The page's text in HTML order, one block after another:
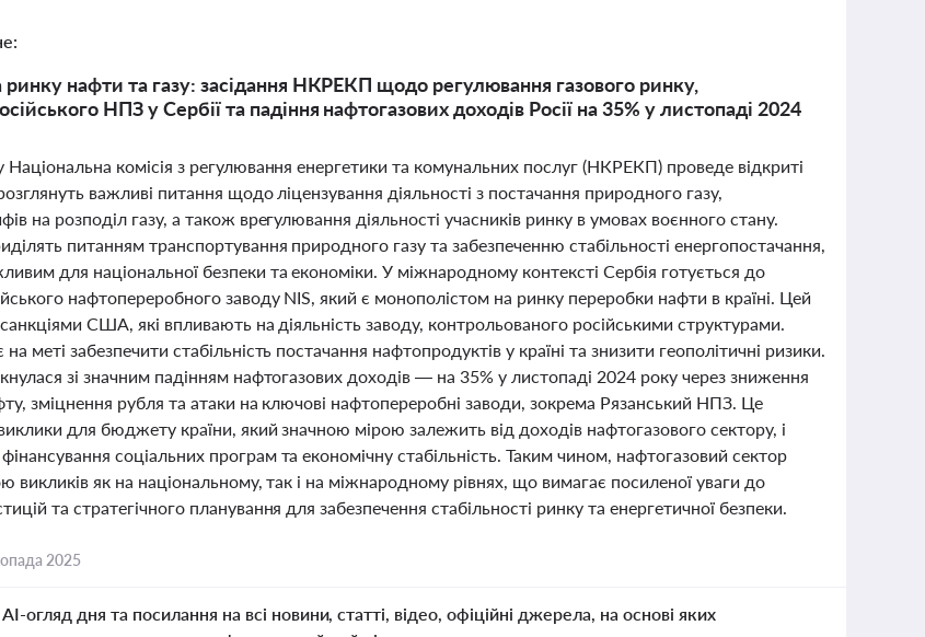
ринку нафти та газу: засідання НКРЕКП щодо регулювання газового ринку,
НПЗ у Сербії та падіння нафтогазових доходів Росії на 35% у листопаді 2024
Національна комісія з регулювання енергетики та комунальних послуг (НКРЕКП) проведе відкриті
важливі питання щодо ліцензування діяльності з постачання природного газу,
на розподіл газу, а також врегулювання діяльності учасників ринку в умовах воєнного стану.
питанням транспортування природного газу та забезпеченню стабільності енергопостачання,
для національної безпеки та економіки. У міжнародному контексті Сербія готується до
нафтопереробного заводу NIS, який є монополістом на ринку переробки нафти в країні. Цей
санкціями США, які впливають на діяльність заводу, контрольованого російськими структурами.
на меті забезпечити стабільність постачання нафтопродуктів у країні та знизити геополітичні ризики.
зі значним падінням нафтогазових доходів — на 35% у листопаді 2024 року через зниження
зміцнення рубля та атаки на ключові нафтопереробні заводи, зокрема Рязанський НПЗ. Це
для бюджету країни, який значною мірою залежить від доходів нафтогазового сектору, і
соціальних програм та економічну стабільність. Таким чином, нафтогазовий сектор
викликів як на національному, так і на міжнародному рівнях, що вимагає посиленої уваги до
та стратегічного планування для забезпечення стабільності ринку та енергетичної безпеки.
2025
огляд дня та посилання на всі новини, статті, відео, офіційні джерела, на основі яких